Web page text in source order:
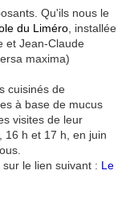
Qu'ils nous le
du Liméro , installée
et Jean-Claude
maxima)
cuisinés de
à base de mucus
visites de leur
16 h et 17 h, en juin
le lien suivant : Le